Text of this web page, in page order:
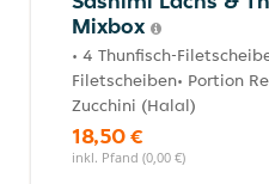
Mixbox
• 4 Thunfisch-
Filetscheiben• Portion
Zucchini (Halal)
18,50 €
inkl. Pfand (0,00 €)